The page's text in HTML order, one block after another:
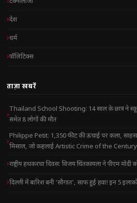
देश
धर्म
पॉलिटिक्स
ताज़ा खबरें
Thailand School Shooting: 14 साल के छात्र ने
समेत 8 लोगों की मौत
Philippe Petit: 1,350 फीट की ऊंचाई पर कला,
मिसाल, जो कहलाई Artistic Crime of the
राष्ट्रीय हथकरघा दिवस: विजय चिंतकायला ने पीएम मोदी
दिल्ली में बारिश बनी ‘सौगात’, साफ हुई हवा! इन 5